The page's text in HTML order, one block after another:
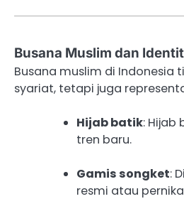
Busana Muslim dan
Busana muslim di Indonesia
syariat, tetapi juga
Hijab batik: Hijab
tren baru.
Gamis songket:
resmi atau